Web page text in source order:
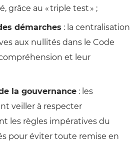
grâce au « triple test » ;
démarches : la centralisation
aux nullités dans le Code
et leur
la gouvernance : les
veiller à respecter
les règles impératives du
pour éviter toute remise en